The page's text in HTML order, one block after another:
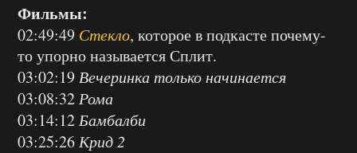
Фильмы:
02:49:49 Стекло, которое в подкасте почему-
то упорно называется Сплит.
03:02:19 Вечеринка только начинается
03:08:32 Рома
03:14:12 Бамбалби
03:25:26 Крид 2